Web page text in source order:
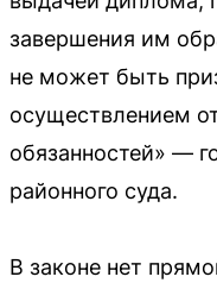
завершения им
не может быть
осуществлением
обязанностей» —
районного суда.
В законе нет